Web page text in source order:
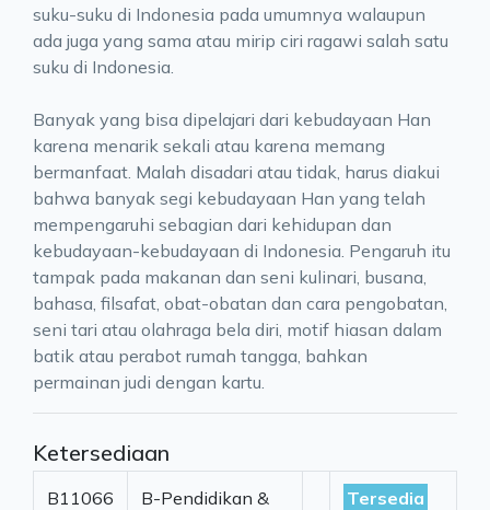
suku-suku di Indonesia pada umumnya walaupun
ada juga yang sama atau mirip ciri ragawi salah satu
suku di Indonesia.
Banyak yang bisa dipelajari dari kebudayaan Han
karena menarik sekali atau karena memang
bermanfaat. Malah disadari atau tidak, harus diakui
bahwa banyak segi kebudayaan Han yang telah
mempengaruhi sebagian dari kehidupan dan
kebudayaan-kebudayaan di Indonesia. Pengaruh itu
tampak pada makanan dan seni kulinari, busana,
bahasa, filsafat, obat-obatan dan cara pengobatan,
seni tari atau olahraga bela diri, motif hiasan dalam
batik atau perabot rumah tangga, bahkan
permainan judi dengan kartu.
Ketersediaan
B11066
B-Pendidikan &
Tersedia